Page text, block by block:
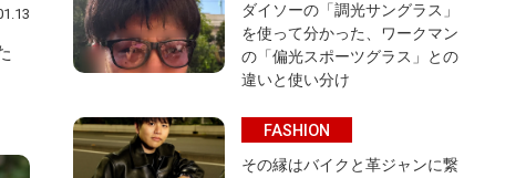
ダイソーの「調光サングラス」
を使って分かった、ワークマン
の「偏光スポーツグラス」との
違いと使い分け
FASHION
その縁はバイクと革ジャンに繋